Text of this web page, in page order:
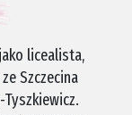
licealista,
Szczecina